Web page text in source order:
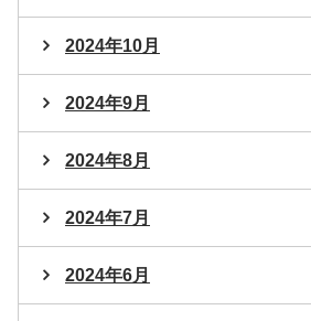
2024年10月
2024年9月
2024年8月
2024年7月
2024年6月